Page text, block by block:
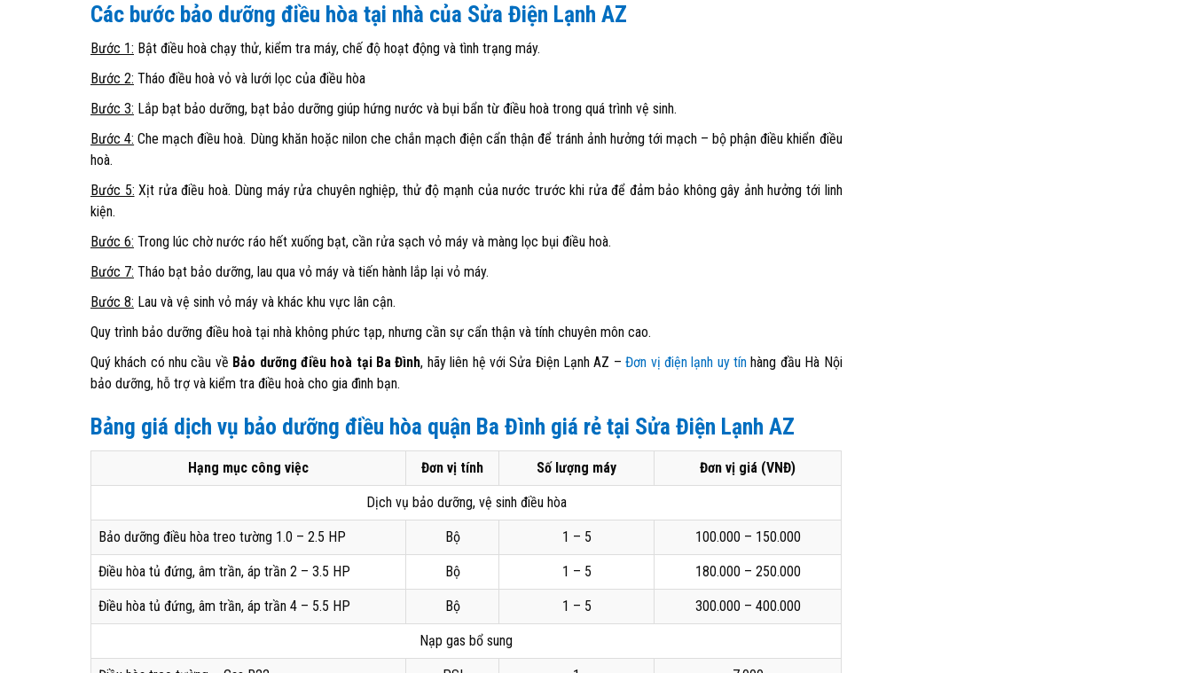
Các bước bảo dưỡng điều hòa tại nhà của Sửa Điện Lạnh AZ
Bước 1: Bật điều hoà chạy thử, kiểm tra máy, chế độ hoạt động và tình trạng máy.
Bước 2: Tháo điều hoà vỏ và lưới lọc của điều hòa
Bước 3: Lắp bạt bảo dưỡng, bạt bảo dưỡng giúp hứng nước và bụi bẩn từ điều hoà trong quá trình vệ sinh.
Bước 4: Che mạch điều hoà. Dùng khăn hoặc nilon che chắn mạch điện cẩn thận để tránh ảnh hưởng tới mạch – bộ phận điều khiển điều
hoà.
Bước 5: Xịt rửa điều hoà. Dùng máy rửa chuyên nghiệp, thử độ mạnh của nước trước khi rửa để đảm bảo không gây ảnh hưởng tới linh
kiện.
Bước 6: Trong lúc chờ nước ráo hết xuống bạt, cần rửa sạch vỏ máy và màng lọc bụi điều hoà.
Bước 7: Tháo bạt bảo dưỡng, lau qua vỏ máy và tiến hành lắp lại vỏ máy.
Bước 8: Lau và vệ sinh vỏ máy và khác khu vực lân cận.
Quy trình bảo dưỡng điều hoà tại nhà không phức tạp, nhưng cần sự cẩn thận và tính chuyên môn cao.
Quý khách có nhu cầu về Bảo dưỡng điều hoà tại Ba Đình, hãy liên hệ với Sửa Điện Lạnh AZ –Đơn vị điện lạnh uy tín hàng đầu Hà Nội
bảo dưỡng, hỗ trợ và kiểm tra điều hoà cho gia đình bạn.
Bảng giá dịch vụ bảo dưỡng điều hòa quận Ba Đình giá rẻ tại Sửa Điện Lạnh AZ
Hạng mục công việc Đơn vị tính Số lượng máy Đơn vị giá (VNĐ)
Dịch vụ bảo dưỡng, vệ sinh điều hòa
Bảo dưỡng điều hòa treo tường 1.0 – 2.5 HP Bộ 1 – 5 100.000 – 150.000
Điều hòa tủ đứng, âm trần, áp trần 2 – 3.5 HP Bộ 1 – 5 180.000 – 250.000
Điều hòa tủ đứng, âm trần, áp trần 4 – 5.5 HP Bộ 1 – 5 300.000 – 400.000
Nạp gas bổ sung